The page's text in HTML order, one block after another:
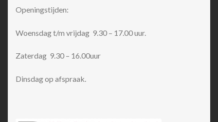
Openingstijden:
Woensdag t/m vrijdag 9.30 – 17.00 uur.
Zaterdag 9.30 – 16.00uur
Dinsdag op afspraak.